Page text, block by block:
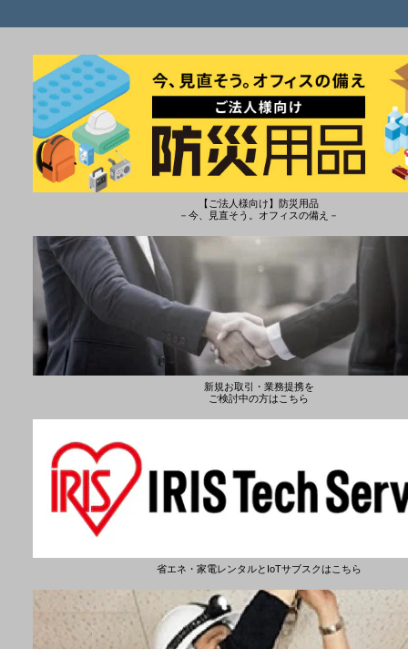
【ご法人様向け】防災用品
－今、見直そう。オフィスの備え－
新規お取引・業務提携を
ご検討中の方はこちら
省エネ・家電レンタルとIoTサブスクはこちら